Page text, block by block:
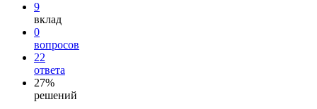
9
вклад
0
вопросов
22
ответа
27%
решений